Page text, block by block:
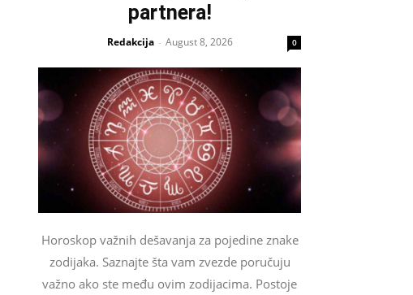
partnera!
Redakcija - August 8, 2026 0
Horoskop važnih dešavanja za pojedine znake
zodijaka. Saznajte šta vam zvezde poručuju
važno ako ste među ovim zodijacima. Postoje